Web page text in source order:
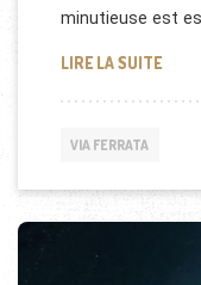
minutieuse est
LIRE LA SUITE
VIA FERRATA